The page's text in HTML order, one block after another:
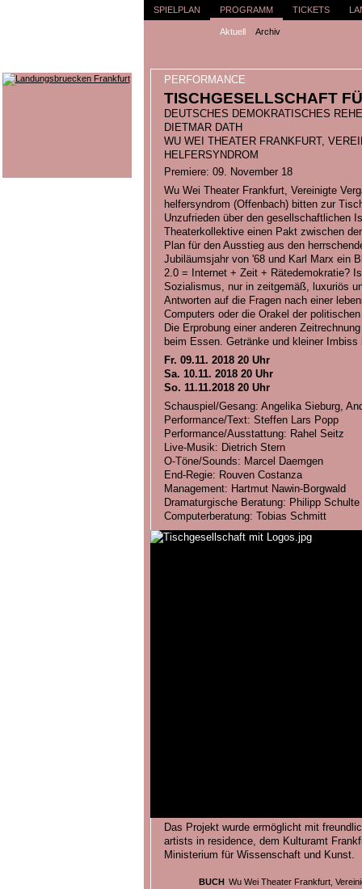
SPIELPLAN PROGRAMM
Aktuell Archiv
TICKETS
PERFORMANCE
TISCHGESELLSCHAFT
DEUTSCHES DEMOKRATISCHES
DIETMAR DATH
WU WEI THEATER FRANKFURT,
HELFERSYNDROM
Premiere: 09. November 18
Wu Wei Theater Frankfurt, Vereinigte
helfersyndrom (Offenbach) bitten zur
Unzufrieden über den gesellschaftlichen
Theaterkollektive einen Pakt zwischen
Plan für den Ausstieg aus den
Jubiläumsjahr von '68 und Karl Marx ein
2.0 = Internet + Zeit + Rätedemokratie?
Sozialismus, nur in zeitgemäß, luxuriös
Antworten auf die Fragen nach einer
Computers oder die Orakel der
Die Erprobung einer anderen
beim Essen. Getränke und kleiner Imbiss
Fr. 09.11. 2018 20 Uhr
Sa. 10.11. 2018 20 Uhr
So. 11.11.2018 20 Uhr
Schauspiel/Gesang: Angelika Sieburg,
Performance/Text: Steffen Lars Popp
Performance/Ausstattung: Rahel Seitz
Live-Musik: Dietrich Stern
O-Töne/Sounds: Marcel Daemgen
End-Regie: Rouven Costanza
Management: Hartmut Nawin-Borgwald
Dramaturgische Beratung: Philipp Schulte
Computerberatung: Tobias Schmitt
Das Projekt wurde ermöglicht mit
artists in residence, dem Kulturamt
Ministerium für Wissenschaft und Kunst.
BUCH Wu Wei Theater Frankfurt,